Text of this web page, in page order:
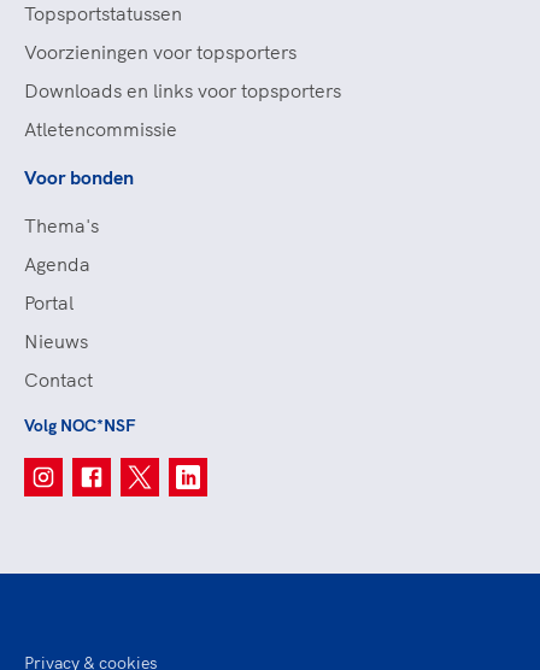
Topsportstatussen
Voorzieningen voor topsporters
Downloads en links voor topsporters
Atletencommissie
Voor bonden
Thema's
Agenda
Portal
Nieuws
Contact
Volg NOC*NSF
Privacy & cookies